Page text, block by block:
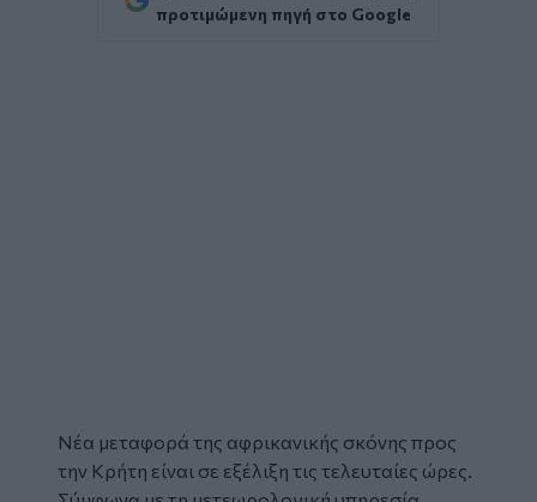
προτιμώμενη πηγή στο Google
Νέα μεταφορά της αφρικανικής σκόνης προς
την Κρήτη είναι σε εξέλιξη τις τελευταίες ώρες.